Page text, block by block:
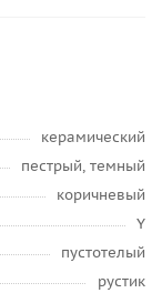
керамический
пестрый, темный
коричневый
Y
пустотелый
рустик